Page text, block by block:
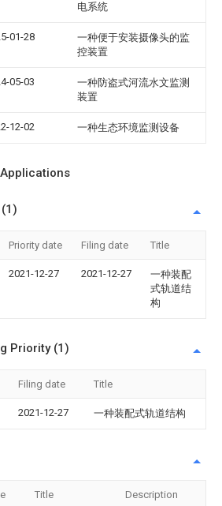
电系统
01-28
一种便于安装摄像头的监
控装置
05-03
一种防盗式河流水文监测
装置
12-02 一种生态环境监测设备
Priority date Filing date Title
2021-12-27 2021-12-27
一种装配
式轨道结
构
Priority (1)
Filing date Title
2021-12-27 一种装配式轨道结构
Title Description